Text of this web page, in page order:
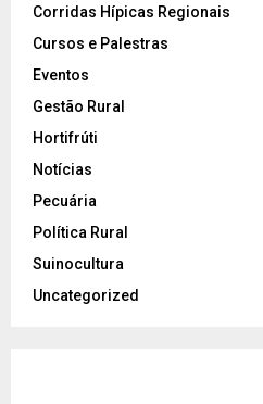
Corridas Hípicas Regionais
Cursos e Palestras
Eventos
Gestão Rural
Hortifrúti
Notícias
Pecuária
Política Rural
Suinocultura
Uncategorized